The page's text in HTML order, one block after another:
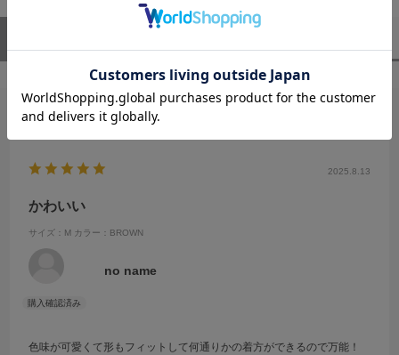
絞り込み
2025.8.13
かわいい
サイズ：M カラー：BROWN
no name
色味が可愛くて形もフィットして何通りかの着方ができるので万能！